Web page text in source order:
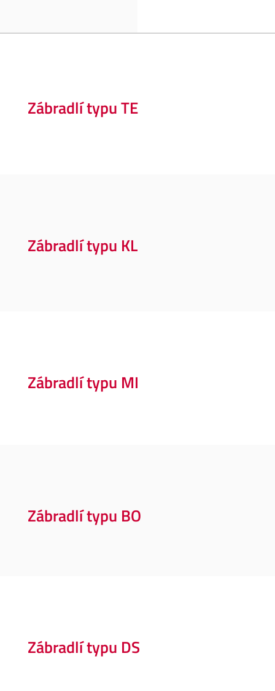
Zábradlí typu TE
Zábradlí typu KL
Zábradlí typu MI
Zábradlí typu BO
Zábradlí typu DS